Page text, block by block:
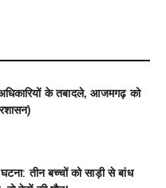
के तबादले, आजमगढ़ को
तीन बच्चों को साड़ी से बांध